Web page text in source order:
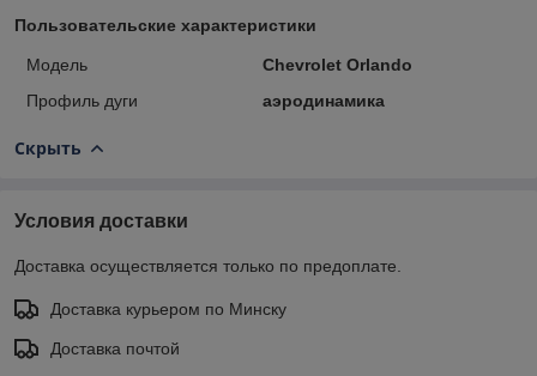
Пользовательские характеристики
Модель
Chevrolet Orlando
Профиль дуги
аэродинамика
Скрыть
Условия доставки
Доставка осуществляется только по предоплате.
Доставка курьером по Минску
Доставка почтой